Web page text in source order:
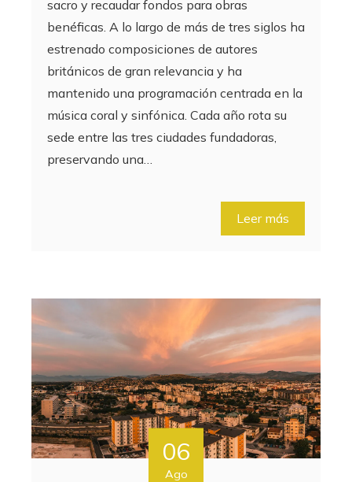
sacro y recaudar fondos para obras
benéficas. A lo largo de más de tres siglos ha
estrenado composiciones de autores
británicos de gran relevancia y ha
mantenido una programación centrada en la
música coral y sinfónica. Cada año rota su
sede entre las tres ciudades fundadoras,
preservando una…
Leer más
06
Ago